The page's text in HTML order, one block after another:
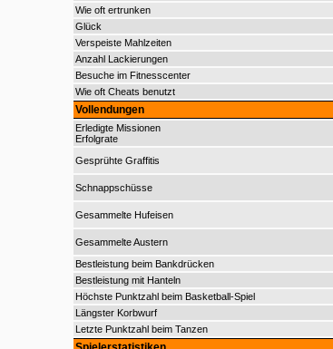
Wie oft ertrunken
Glück
Verspeiste Mahlzeiten
Anzahl Lackierungen
Besuche im Fitnesscenter
Wie oft Cheats benutzt
Vollendungen
Erledigte Missionen
Erfolgrate
Gesprühte Graffitis
Schnappschüsse
Gesammelte Hufeisen
Gesammelte Austern
Bestleistung beim Bankdrücken
Bestleistung mit Hanteln
Höchste Punktzahl beim Basketball-Spiel
Längster Korbwurf
Letzte Punktzahl beim Tanzen